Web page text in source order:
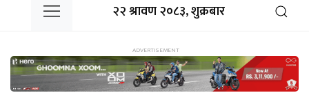
२२ श्रावण २०८३, शुक्रबार